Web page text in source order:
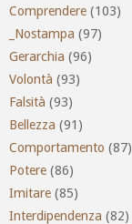
Comprendere (103)
_Nostampa (97)
Gerarchia (96)
Volontà (93)
Falsità (93)
Bellezza (91)
Comportamento (87)
Potere (86)
Imitare (85)
Interdipendenza (82)